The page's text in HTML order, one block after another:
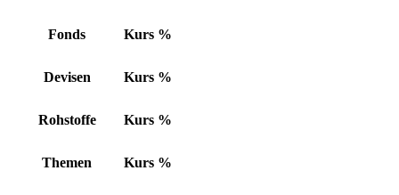
Fonds Kurs %
Devisen Kurs %
Rohstoffe Kurs %
Themen Kurs %